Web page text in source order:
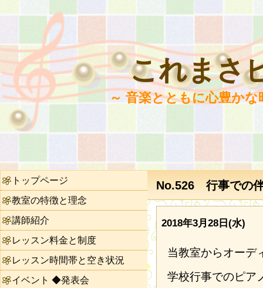
これまさ
～ 音楽とともに心豊か
No.526 行事での
2018年3月28日(水)
当教室からオーデ
学校行事でのピア
トップページ
教室の特徴と理念
講師紹介
レッスン料金と制度
レッスン時間帯と空き状況
イベント ◆発表会